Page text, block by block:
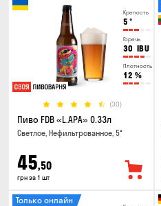
Крепость
5 °
Горечь
30 IBU
Плотность
12 %
(30)
Пиво FDB «L.APA» 0.33л
Светлое, Нефильтрованное, 5°
45,50
грн за 1 шт
Только онлайн